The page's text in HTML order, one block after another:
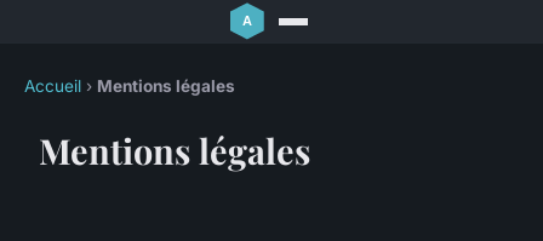
Accueil › Mentions légales
Mentions légales